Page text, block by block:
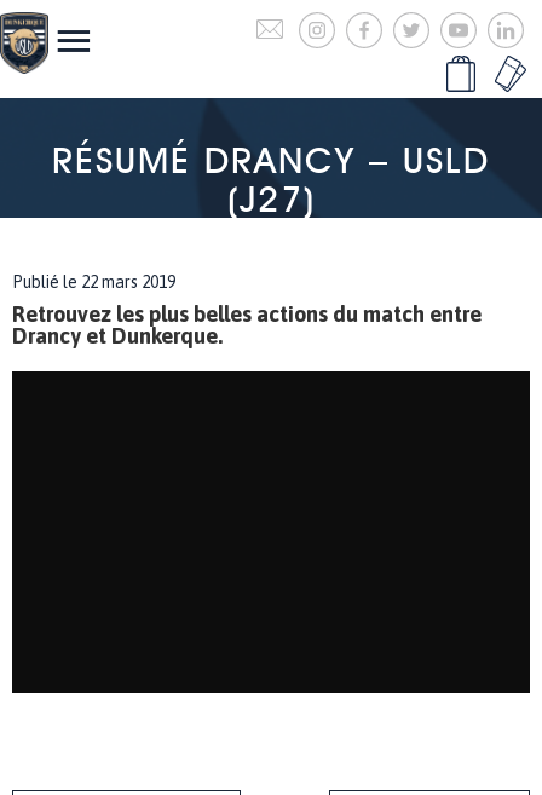
RÉSUMÉ DRANCY – USLD
(J27)
Publié le 22 mars 2019
Retrouvez les plus belles actions du match entre
Drancy et Dunkerque.